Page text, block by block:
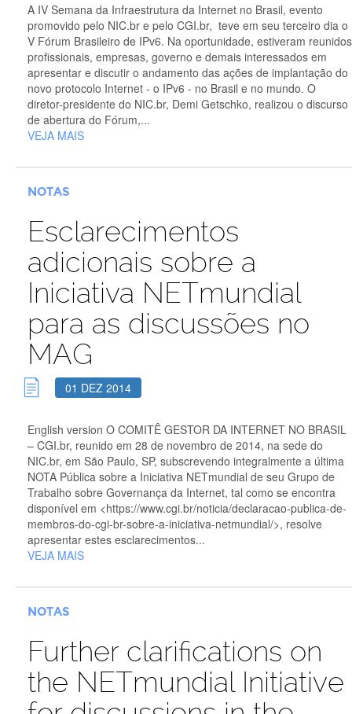
A IV Semana da Infraestrutura da Internet no Brasil, evento
promovido pelo NIC.br e pelo CGI.br, teve em seu terceiro dia o
V Fórum Brasileiro de IPv6. Na oportunidade, estiveram reunidos
profissionais, empresas, governo e demais interessados em
apresentar e discutir o andamento das ações de implantação do
novo protocolo Internet - o IPv6 - no Brasil e no mundo. O
diretor-presidente do NIC.br, Demi Getschko, realizou o discurso
de abertura do Fórum,...
VEJA MAIS
NOTAS
Esclarecimentos
adicionais sobre a
Iniciativa NETmundial
para as discussões no
MAG
01 DEZ 2014
English version O COMITÊ GESTOR DA INTERNET NO BRASIL
– CGI.br, reunido em 28 de novembro de 2014, na sede do
NIC.br, em São Paulo, SP, subscrevendo integralmente a última
NOTA Pública sobre a Iniciativa NETmundial de seu Grupo de
Trabalho sobre Governança da Internet, tal como se encontra
disponível em <https://www.cgi.br/noticia/declaracao-publica-de-
membros-do-cgi-br-sobre-a-iniciativa-netmundial/>, resolve
apresentar estes esclarecimentos...
VEJA MAIS
NOTAS
Further clarifications on
the NETmundial Initiative